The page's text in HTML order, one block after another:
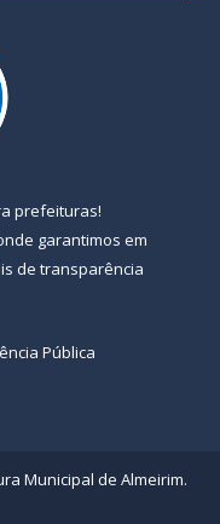
prefeituras!
garantimos em
de transparência
Pública
Municipal de Almeirim.